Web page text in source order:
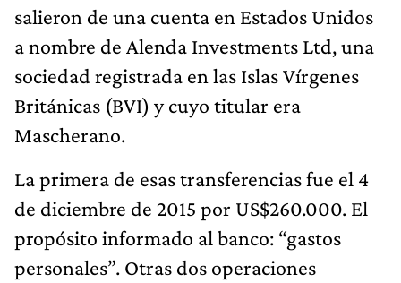
salieron de una cuenta en Estados Unidos
a nombre de Alenda Investments Ltd, una
sociedad registrada en las Islas Vírgenes
Británicas (BVI) y cuyo titular era
Mascherano.
La primera de esas transferencias fue el 4
de diciembre de 2015 por US$260.000. El
propósito informado al banco: “gastos
personales”. Otras dos operaciones